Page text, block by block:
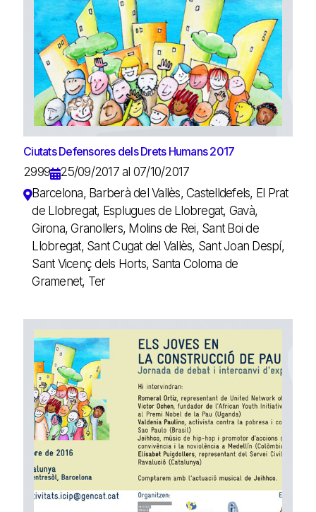
Ciutats Defensores dels Drets Humans 2017
2999
25/09/2017 al 07/10/2017
Barcelona, Barberà del Vallès, Castelldefels, El Prat
de Llobregat, Esplugues de Llobregat, Gavà,
Girona, Granollers, Molins de Rei, Sant Boi de
Llobregat, Sant Cugat del Vallès, Sant Joan Despí,
Sant Vicenç dels Horts, Santa Coloma de
Gramenet, Ter